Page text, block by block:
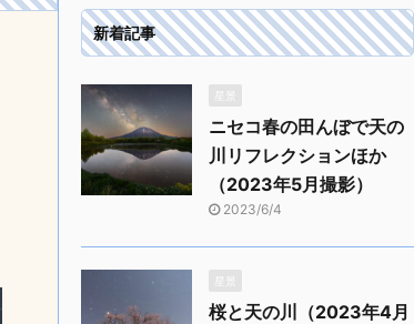
新着記事
星景
ニセコ春の田んぼで天の
川リフレクションほか
（2023年5月撮影）
2023/6/4
星景
桜と天の川（2023年4月